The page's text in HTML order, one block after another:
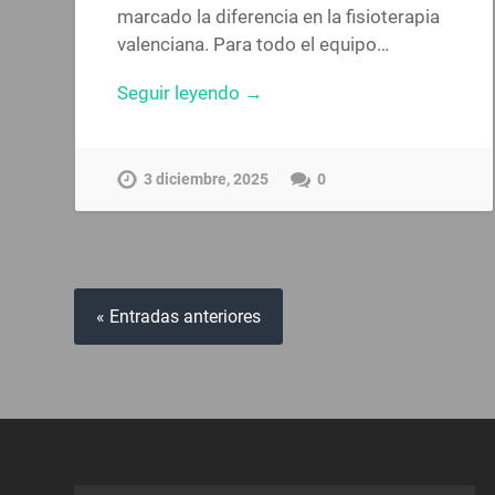
marcado la diferencia en la fisioterapia
valenciana. Para todo el equipo…
Seguir leyendo →
3 diciembre, 2025 0
« Entradas anteriores